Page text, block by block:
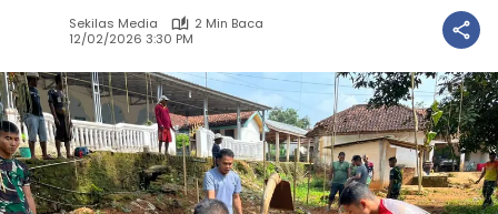
Sekilas Media
2 Min Baca
12/02/2026 3:30 PM